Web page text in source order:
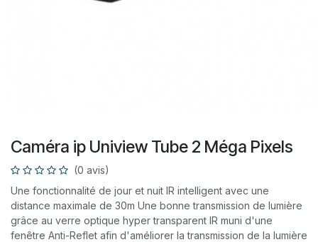
Caméra ip Uniview Tube 2 Méga Pixels
(0 avis)
Une fonctionnalité de jour et nuit IR intelligent avec une
distance maximale de 30m Une bonne transmission de lumière
grâce au verre optique hyper transparent IR muni d'une
fenêtre Anti-Reflet afin d'améliorer la transmission de la lumière